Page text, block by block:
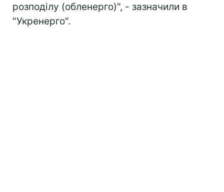
розподілу (обленерго)", - зазначили в
"Укренерго".